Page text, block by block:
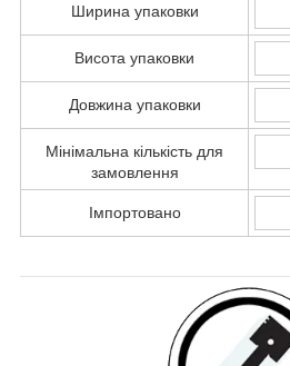
Ширина упаковки
Висота упаковки
Довжина упаковки
Мінімальна кількість для
замовлення
Імпортовано